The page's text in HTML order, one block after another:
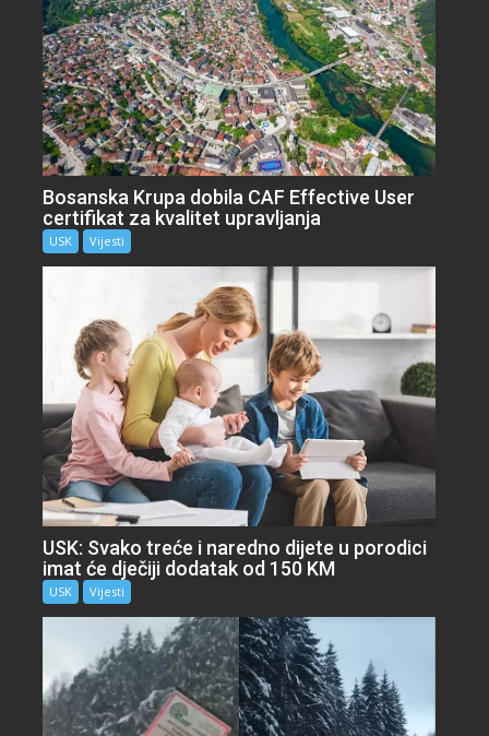
Bosanska Krupa dobila CAF Effective User
certifikat za kvalitet upravljanja
USK Vijesti
USK: Svako treće i naredno dijete u porodici
imat će dječiji dodatak od 150 KM
USK Vijesti